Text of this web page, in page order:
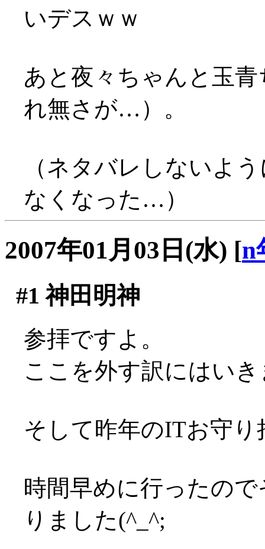
いデスｗｗ
あと夜々ちゃんと玉
れ無さが…）。
（ネタバレしないよ
なくなった…）
2007年01月03日(水) [n
#1 神田明神
参拝ですよ。
ここを外す訳にはい
そして昨年のITお守
時間早めに行ったの
りました(^_^;